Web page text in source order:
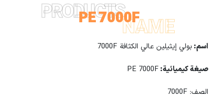
PRODUCTS
PE 7000FNAME
اسم: بولي إيثيلين عالي الكثافة 7000F
صيغة كيميائية:
PE 7000F
الصف: 7000F